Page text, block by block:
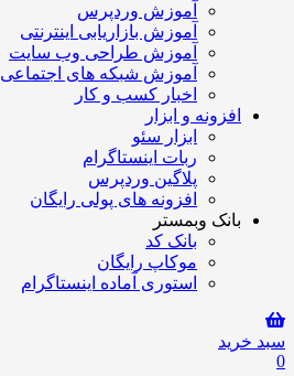
آموزش وردپرس
آموزش بازاریابی اینترنتی
آموزش طراحی وب سایت
آموزش شبکه های اجتماعی
اخبار کسب و کار
افزونه و ابزار
ابزار سئو
ربات اینستاگرام
پلاگین وردپرس
افزونه های پولی رایگان
بانک وبمستر
بانک کد
موکاپ رایگان
استوری آماده اینستاگرام
سبد خرید
0